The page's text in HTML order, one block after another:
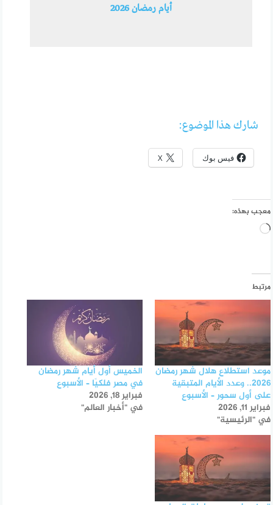
أيام رمضان 2026
شارك هذا الموضوع:
فيس بوك X
معجب بهذه:
جاري
مرتبط
موعد استطلاع هلال شهر رمضان
2026.. وعدد الأيام المتبقية
على أول سحور – الأسبوع
فبراير 11, 2026
في "الرئيسية"
الخميس أول أيام شهر رمضان
في مصر فلكيًا – الأسبوع
فبراير 18, 2026
في "أخبار العالم"